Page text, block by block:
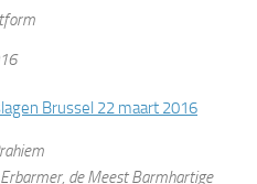
Brussel 22 maart 2016
de Meest Barmhartige